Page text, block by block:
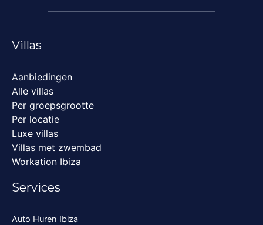
Villas
Aanbiedingen
Alle villas
Per groepsgrootte
Per locatie
Luxe villas
Villas met zwembad
Workation Ibiza
Services
Auto Huren Ibiza